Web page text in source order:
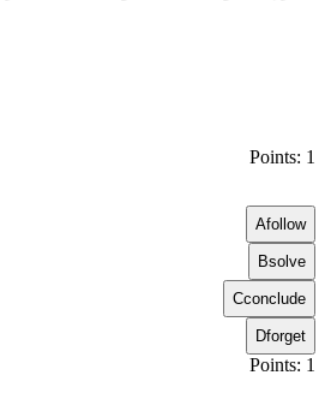
Points: 1
Afollow
Bsolve
Cconclude
Dforget
Points: 1